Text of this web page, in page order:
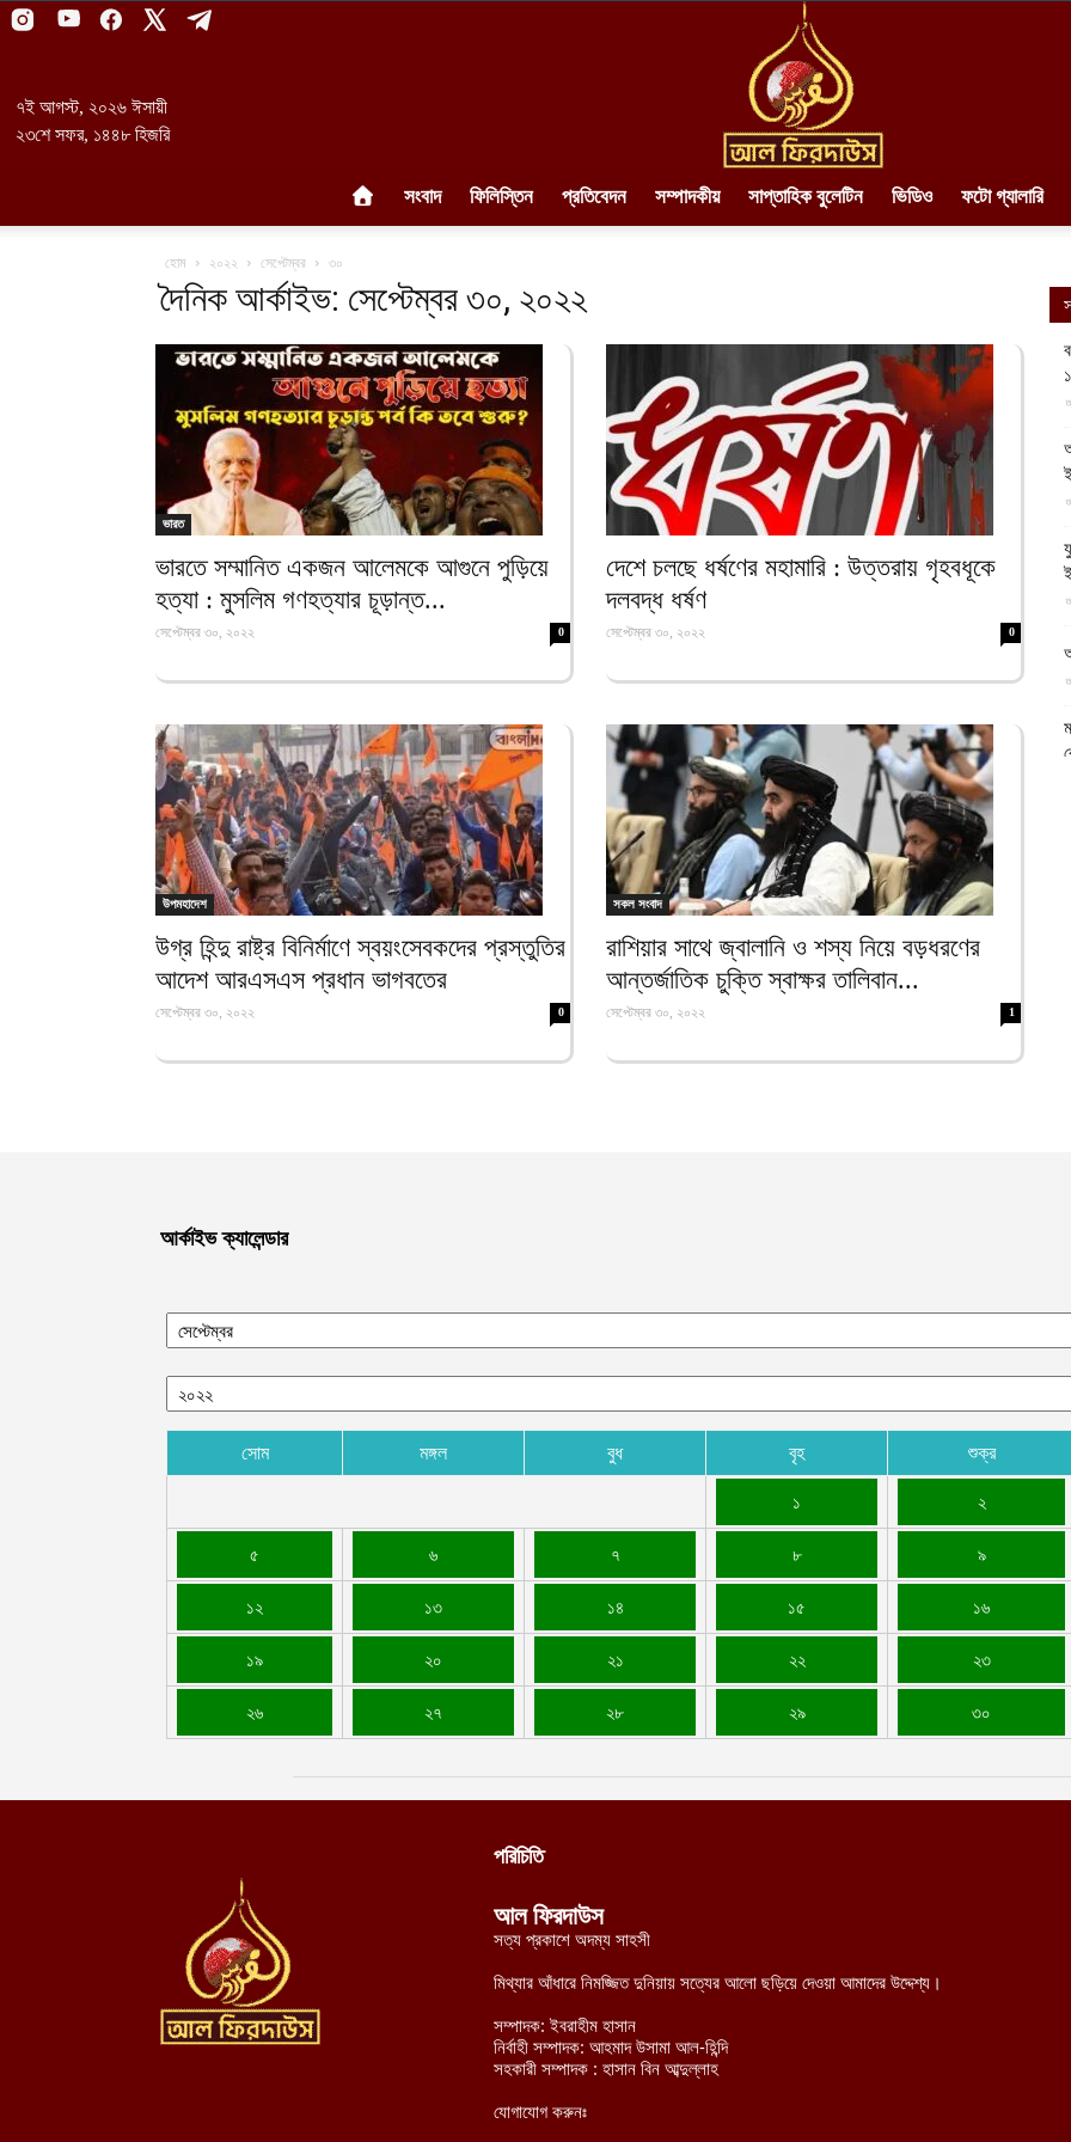
৭ই আগস্ট, ২০২৬ ঈসায়ী
২৩শে সফর, ১৪৪৮ হিজরি
||
আল-
সংবাদ ফিলিস্তিন প্রতিবেদন সম্পাদকীয় সাপ্তাহিক বুলেটিন ভিডিও ফটো গ্যালারি
হোম ২০২২ সেপ্টেম্বর ৩০
দৈনিক আর্কাইভ: সেপ্টেম্বর ৩০, ২০২২
ভারত
ভারতে সম্মানিত একজন আলেমকে আগুনে পুড়িয়ে
হত্যা : মুসলিম গণহত্যার চূড়ান্ত...
সেপ্টেম্বর ৩০, ২০২২ 0
দেশে চলছে ধর্ষণের মহামারি : উত্তরায় গৃহবধূকে
দলবদ্ধ ধর্ষণ
সেপ্টেম্বর ৩০, ২০২২ 0
উপমহাদেশ
উগ্র হিন্দু রাষ্ট্র বিনির্মাণে স্বয়ংসেবকদের প্রস্তুতির
আদেশ আরএসএস প্রধান ভাগবতের
সেপ্টেম্বর ৩০, ২০২২ 0
সকল সংবাদ
রাশিয়ার সাথে জ্বালানি ও শস্য নিয়ে বড়ধরণের
আন্তর্জাতিক চুক্তি স্বাক্ষর তালিবান...
সেপ্টেম্বর ৩০, ২০২২ 1
আর্কাইভ ক্যালেন্ডার
সোম মঙ্গল বুধ বৃহ শুক্র
১ ২
৫ ৬ ৭ ৮ ৯
১২ ১৩ ১৪ ১৫ ১৬
১৯ ২০ ২১ ২২ ২৩
২৬ ২৭ ২৮ ২৯ ৩০
পরিচিতি
আল ফিরদাউস
সত্য প্রকাশে অদম্য সাহসী
মিথ্যার আঁধারে নিমজ্জিত দুনিয়ায় সত্যের আলো ছড়িয়ে দেওয়া আমাদের উদ্দেশ্য।
সম্পাদক: ইবরাহীম হাসান
নির্বাহী সম্পাদক: আহমাদ উসামা আল-হিন্দি
সহকারী সম্পাদক : হাসান বিন আব্দুল্লাহ
যোগাযোগ করুনঃ